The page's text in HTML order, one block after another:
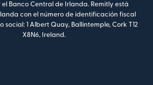
Banco Central de Irlanda. Remitly está
con el número de identificación fiscal
social: 1 Albert Quay, Ballintemple, Cork T12
X8N6, Ireland.